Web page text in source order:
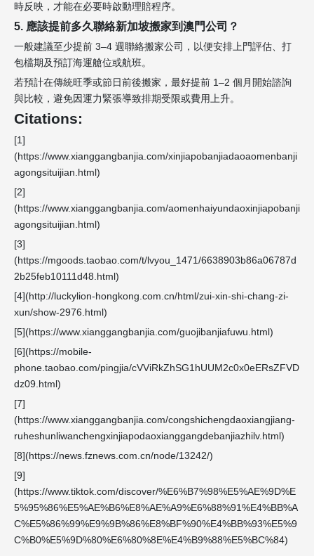
時反映，才能在必要時啟動理賠程序。
5. 應該提前多久聯絡新加坡搬家到澳門公司？
一般建議至少提前 3–4 週聯絡搬家公司，以便安排上門評估、打
包檔期及預訂海運艙位或航班。
若預計在傳統旺季或節日前後搬家，最好提前 1–2 個月開始諮詢
與比較，避免因運力緊張導致排期受限或費用上升。
Citations:
[1]
(https://www.xianggangbanjia.com/xinjiapobanjiadaoaomenbanji
agongsituijian.html)
[2]
(https://www.xianggangbanjia.com/aomenhaiyundaoxinjiapobanji
agongsituijian.html)
[3]
(https://mgoods.taobao.com/t/lvyou_1471/6638903b86a06787d
2b25feb10111d48.html)
[4](http://luckylion-hongkong.com.cn/html/zui-xin-shi-chang-zi-
xun/show-2976.html)
[5](https://www.xianggangbanjia.com/guojibanjiafuwu.html)
[6](https://mobile-
phone.taobao.com/pingjia/cVViRkZhSG1hUUM2c0x0eERsZFVD
dz09.html)
[7]
(https://www.xianggangbanjia.com/congshichengdaoxiangjiang-
ruheshunliwanchengxinjiapodaoxianggangdebanjiazhilv.html)
[8](https://news.fznews.com.cn/node/13242/)
[9]
(https://www.tiktok.com/discover/%E6%B7%98%E5%AE%9D%E
5%95%86%E5%AE%B6%E8%AE%A9%E6%88%91%E4%BB%A
C%E5%86%99%E9%9B%86%E8%BF%90%E4%BB%93%E5%9
C%B0%E5%9D%80%E6%80%8E%E4%B9%88%E5%BC%84)